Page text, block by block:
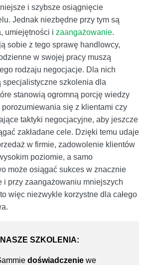
i szybsze osiągnięcie
Jednak niezbędne przy tym są
umiejętności i zaangażowanie.
sobie z tego sprawę handlowcy,
w swojej pracy muszą
rodzaju negocjacje. Dla nich
specjalistyczne szkolenia dla
stanowią ogromną porcję wiedzy
porozumiewania się z klientami czy
taktyki negocjacyjne, aby jeszcze
zakładane cele. Dzięki temu udaje
w firmie, zadowolenie klientów
poziomie, a samo
może osiągać sukces w znacznie
i przy zaangażowaniu mniejszych
więc niezwykle korzystne dla całego
SZKOLENIA:
doświadczenie we